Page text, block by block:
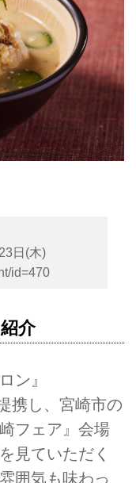
日(木)
id=470
介
ン』
携し、宮崎市の
フェア』会場
見ていただく
囲気も味わっ